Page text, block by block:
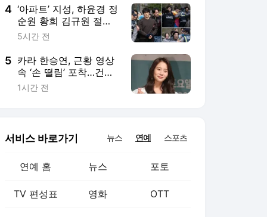
4 ‘아파트’ 지성, 하윤경 정
순원 황희 김규원 절규
속에 경찰에게 끌려가는
5시간 전
5 카라 한승연, 근황 영상
속 ‘손 떨림’ 포착…건강
이상설 확산[스경X이슈]
1시간 전
서비스 바로가기 뉴스 연예 스포츠
연예 홈 뉴스 포토
TV 편성표 영화 OTT